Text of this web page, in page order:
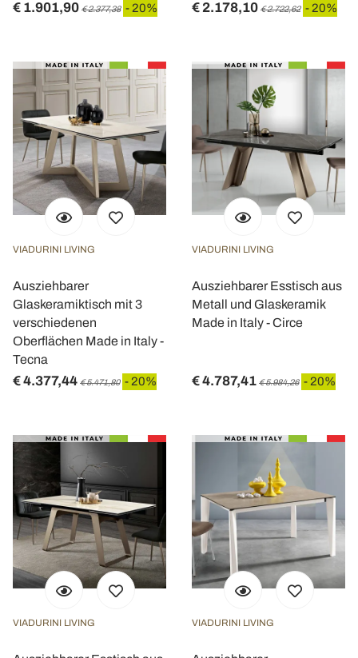
pubblicità e social media, i quali potrebbero combinarle
€ 1.901,90 € 2.377,38 - 20% € 2.178,10 € 2.722,62 - 20%
VIADURINI LIVING
Ausziehbarer
Glaskeramiktisch mit 3
verschiedenen
Oberflächen Made in Italy -
Tecna
€ 4.377,44 € 5.471,80 - 20%
VIADURINI LIVING
Ausziehbarer Esstisch aus
Metall und Glaskeramik
Made in Italy - Circe
€ 4.787,41 € 5.984,26 - 20%
VIADURINI LIVING VIADURINI LIVING